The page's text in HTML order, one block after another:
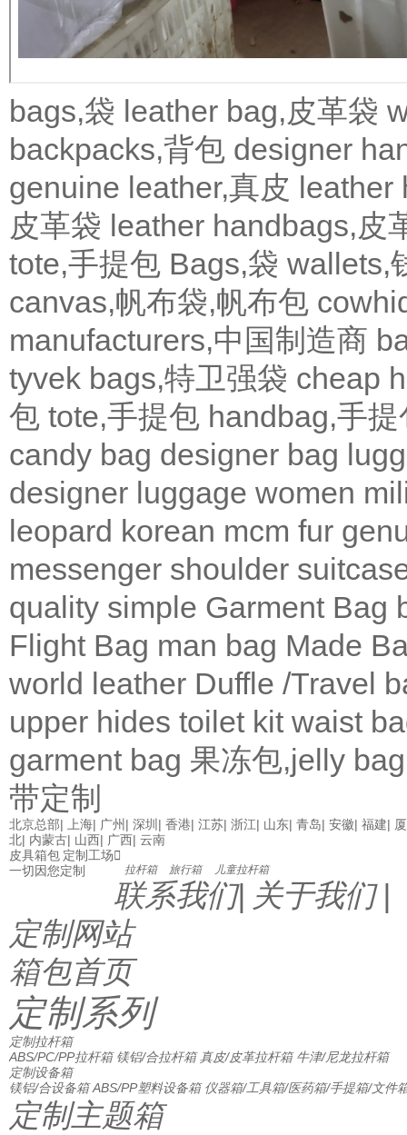
bags,袋 leather bag,皮革袋
backpacks,背包 designer
genuine leather,真皮 leather
皮革袋 leather handbags,皮
tote,手提包 Bags,袋 wallets,
canvas,帆布袋,帆布包
manufacturers,中国制造商
tyvek bags,特卫强袋 cheap
包 tote,手提包 handbag,手提
candy bag designer bag
designer luggage women
leopard korean mcm fur
messenger shoulder
quality simple Garment Bag
Flight Bag man bag Made
world leather Duffle /Travel
upper hides toilet kit waist
garment bag 果冻包,jelly bag
带定制
北京总部| 上海| 广州 | 深圳 | 香港| 江苏| 浙江| 山东| 青岛| 安徽| 福建|
北| 内蒙古| 山西| 广西| 云南
皮具箱包 定制工场
一切因您定制

拉杆箱 旅行箱 儿童拉杆箱
联系我们| 关于我们|
定制网站
箱包首页
定制系列
定制拉杆箱
ABS/PC/PP拉杆箱 镁铝/合拉杆箱 真皮/皮革拉杆箱 牛津/尼龙拉杆箱
定制设备箱
镁铝/合设备箱 ABS/PP塑料设备箱 仪器箱/工具箱/医药箱/手提箱/文件
定制主题箱